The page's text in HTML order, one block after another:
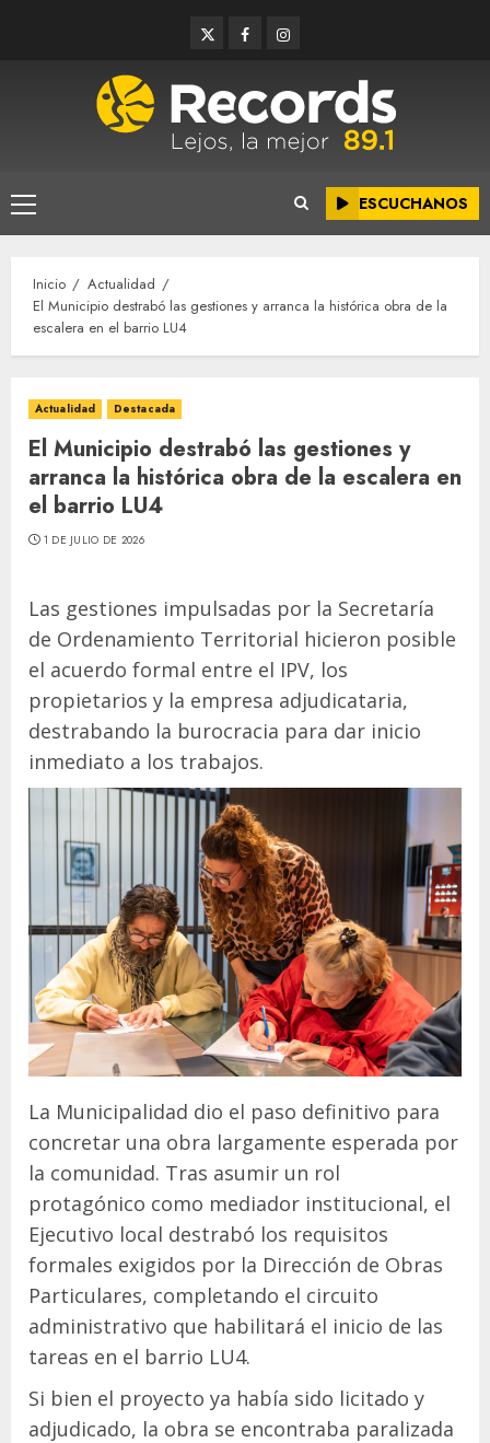
TwitterFacebookInstagram
Menú
principal
ESCUCHANOS
Inicio
Actualidad
El Municipio destrabó las gestiones y arranca la histórica obra de la
escalera en el barrio LU4
Actualidad Destacada
El Municipio destrabó las gestiones y
arranca la histórica obra de la escalera en
el barrio LU4
1 DE JULIO DE 2026
Las gestiones impulsadas por la Secretaría
de Ordenamiento Territorial hicieron posible
el acuerdo formal entre el IPV, los
propietarios y la empresa adjudicataria,
destrabando la burocracia para dar inicio
inmediato a los trabajos.
La Municipalidad dio el paso definitivo para
concretar una obra largamente esperada por
la comunidad. Tras asumir un rol
protagónico como mediador institucional, el
Ejecutivo local destrabó los requisitos
formales exigidos por la Dirección de Obras
Particulares, completando el circuito
administrativo que habilitará el inicio de las
tareas en el barrio LU4.
Si bien el proyecto ya había sido licitado y
adjudicado, la obra se encontraba paralizada